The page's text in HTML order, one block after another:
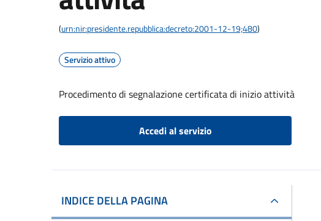
(urn:nir:presidente.repubblica:decreto:2001-12-19;480)
Servizio attivo
Procedimento di segnalazione certificata di inizio attività
Accedi al servizio
INDICE DELLA PAGINA